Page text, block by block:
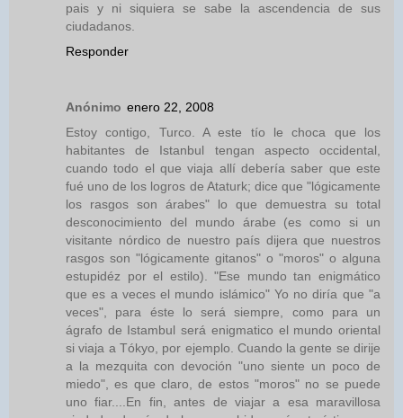
pais y ni siquiera se sabe la ascendencia de sus
ciudadanos.
Responder
Anónimo enero 22, 2008
Estoy contigo, Turco. A este tío le choca que los
habitantes de Istanbul tengan aspecto occidental,
cuando todo el que viaja allí debería saber que este
fué uno de los logros de Ataturk; dice que "lógicamente
los rasgos son árabes" lo que demuestra su total
desconocimiento del mundo árabe (es como si un
visitante nórdico de nuestro país dijera que nuestros
rasgos son "lógicamente gitanos" o "moros" o alguna
estupidéz por el estilo). "Ese mundo tan enigmático
que es a veces el mundo islámico" Yo no diría que "a
veces", para éste lo será siempre, como para un
ágrafo de Istambul será enigmatico el mundo oriental
si viaja a Tókyo, por ejemplo. Cuando la gente se dirije
a la mezquita con devoción "uno siente un poco de
miedo", es que claro, de estos "moros" no se puede
uno fiar....En fin, antes de viajar a esa maravillosa